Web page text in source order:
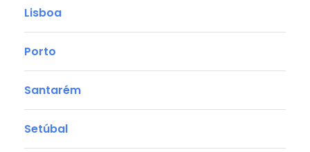
Lisboa
Porto
Santarém
Setúbal